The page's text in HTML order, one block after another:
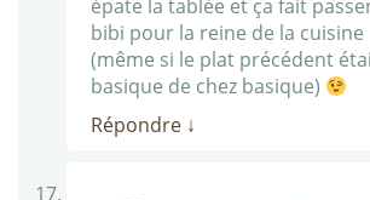
épate la tablée et ça fait
bibi pour la reine de la cuisine
(même si le plat précédent
basique de chez basique)
Répondre ↓